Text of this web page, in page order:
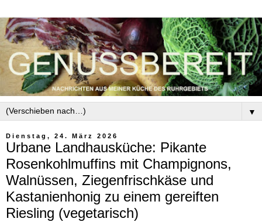
▼
Dienstag, 24. März 2026
Urbane Landhausküche: Pikante
Rosenkohlmuffins mit Champignons,
Walnüssen, Ziegenfrischkäse und
Kastanienhonig zu einem gereiften
Riesling (vegetarisch)